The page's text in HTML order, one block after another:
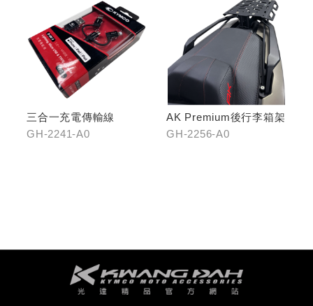
三合一充電傳輸線
GH-2241-A0
AK Premium後行李箱架
GH-2256-A0